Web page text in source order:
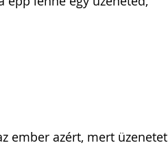
ember azért, mert üzenetet